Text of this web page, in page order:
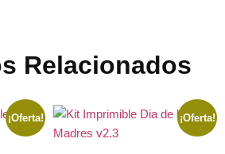
Relacionados
¡Oferta! ¡Oferta!